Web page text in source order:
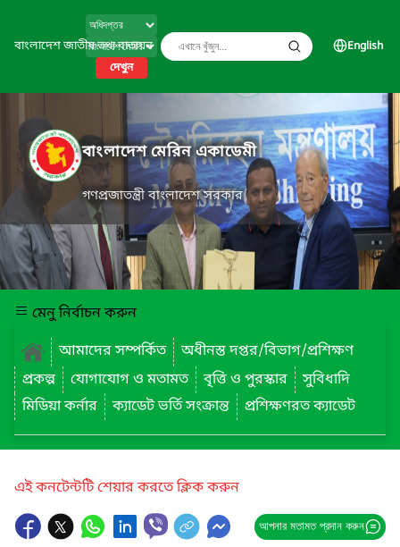
বাংলাদেশ জাতীয় তথ্য বাতায়ন
দেখুন
English
বাংলাদেশ মেরিন একাডেমী
গণপ্রজাতন্ত্রী বাংলাদেশ সরকার
মেনু নির্বাচন করুন
আমাদের সম্পর্কিত
অধীনস্ত দপ্তর/বিভাগ/প্রশিক্ষণ
প্রকল্প
যোগাযোগ ও মতামত বৃত্তি ও পুরস্কার
সুবিধাদি
মিডিয়া কর্নার
ক্যাডেট ভর্তি সংক্রান্ত প্রশিক্ষণরত ক্যাডেট
এই কনটেন্টটি শেয়ার করতে ক্লিক করুন
আপনার মতামত প্রদান করুন